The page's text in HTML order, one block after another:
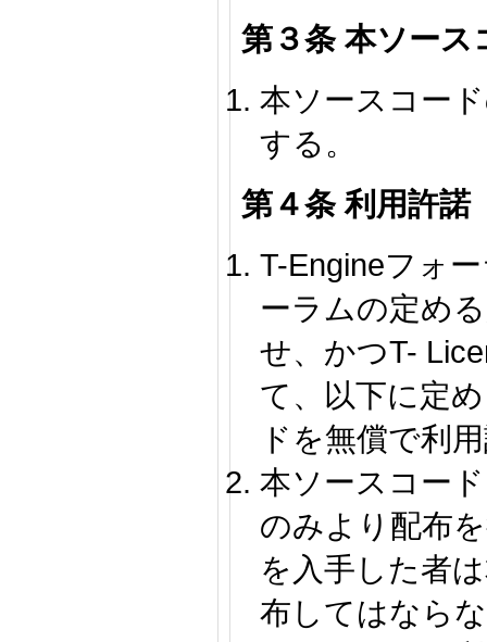
第３条 本ソース
本ソースコー
する。
第４条 利用許諾
T-Engineフォ
ーラムの定め
せ、かつT-
て、以下に定
ドを無償で利
本ソースコー
のみより配布
を入手した者
布してはなら